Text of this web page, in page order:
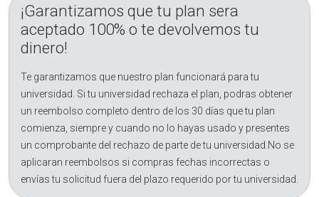
¡Garantizamos que tu plan sera
aceptado 100% o te devolvemos tu
dinero!
Te garantizamos que nuestro plan funcionará para tu
universidad. Si tu universidad rechaza el plan, podras obtener
un reembolso completo dentro de los 30 días que tu plan
comienza, siempre y cuando no lo hayas usado y presentes
un comprobante del rechazo de parte de tu universidad.No se
aplicaran reembolsos si compras fechas incorrectas o
envías tu solicitud fuera del plazo requerido por tu universidad.